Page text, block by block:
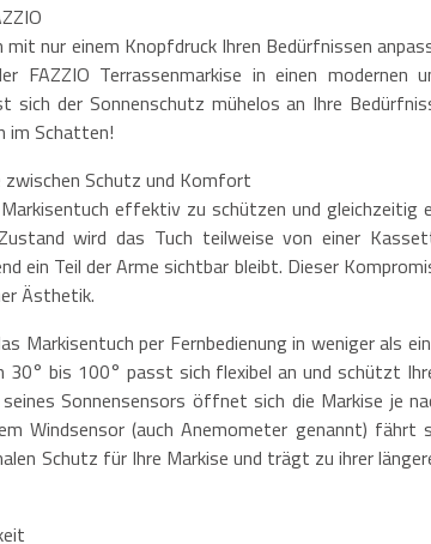
nur einem Knopfdruck Ihren Bedürfnissen
FAZZIO Terrassenmarkise in einen modernen
sich der Sonnenschutz mühelos an Ihre
im Schatten!
Schutz und Komfort
effektiv zu schützen und gleichzeitig
wird das Tuch teilweise von einer
ein Teil der Arme sichtbar bleibt. Dieser
Ästhetik.
per Fernbedienung in weniger als
30° bis 100° passt sich flexibel an und schützt
Sonnensensors öffnet sich die Markise je
Windsensor (auch Anemometer genannt) fährt
Schutz für Ihre Markise und trägt zu ihrer